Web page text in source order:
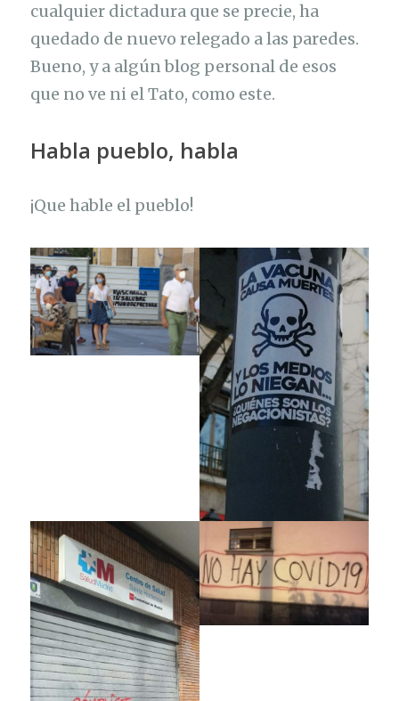
cualquier dictadura que se precie, ha
quedado de nuevo relegado a las paredes.
Bueno, y a algún blog personal de esos
que no ve ni el Tato, como este.
Habla pueblo, habla
¡Que hable el pueblo!